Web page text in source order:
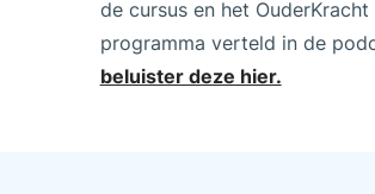
de cursus en het OuderKracht
programma verteld in de
beluister deze hier.